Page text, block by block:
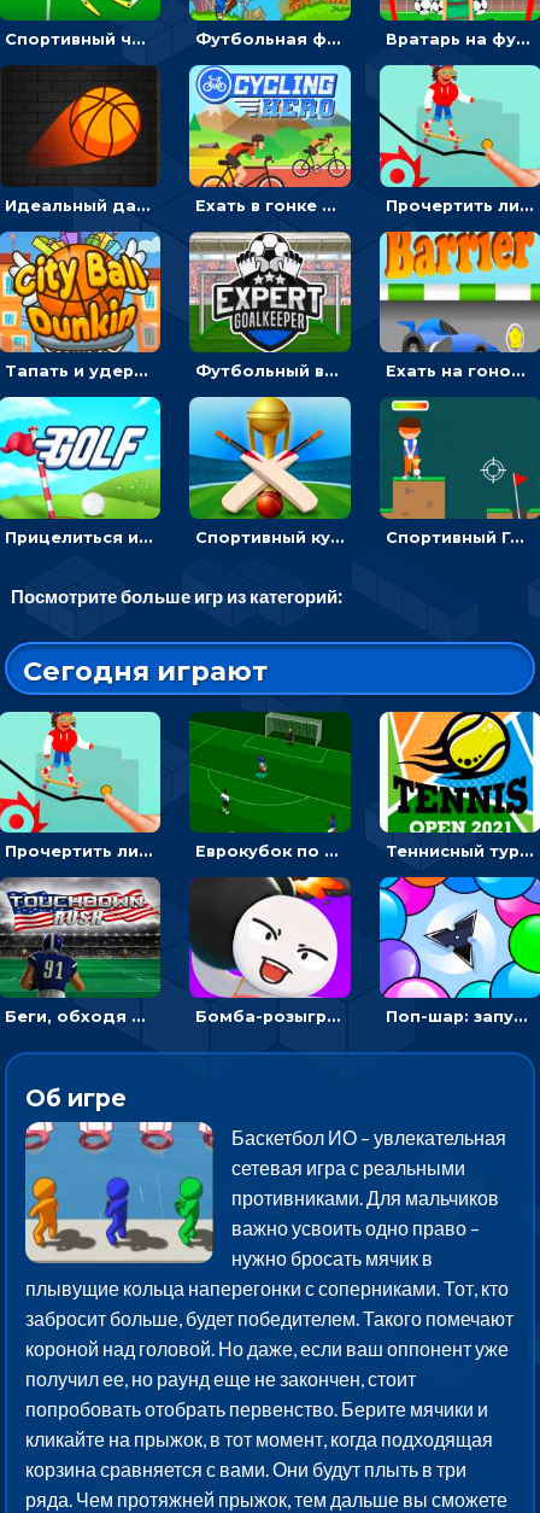
Спортивный чемпионат по пейнтболу: ударять по ракеткам, чтобы забивать футбольный мяч в ворота Футбольная ферма: бей по мячу, чтобы забивать в ворота и ловить звезды Вратарь на футбольном поле: тапай, чтобы отбивать мячи в воротах ногами и руками - спортивные
Идеальный данк: направлять пунктир в корзину и попадать мячом Ехать в гонке на велосипедах через трамплины к финишу на скорость - спортивные Прочертить линию, чтобы проехать на скейте, через преграды к финишу - для мальчиков
Тапать и удерживать баскетбольный мяч, чтобы попадать в кольца - спортивные Футбольный вратарь: ловить мяч и отражать атаку соперника - спортивные Ехать на гоночной машине, чтобы обходить преграды и собирать звезды - для мальчиков
Прицелиться и выстрелить мячиком для гольфа, чтобы попасть в лунку - спортивные Спортивный кубок по крикету: отражать атаку и ударять по мячику битой Спортивный Гольф-клуб: бить клюшкой по мячу, чтобы попадать в лунку с флажком
Посмотрите больше игр из категорий:
Сегодня играют
Прочертить линию, чтобы проехать на скейте, через преграды к финишу - для мальчиков Еврокубок по футболу 2021 в 3D: пасуй мяч и бей по воротам соперника Теннисный турнир: подавать или отбивать шарик ракеткой
Беги, обходя соперников и собирай бонусы - американский футбол Бомба-розыгрыш: передавай и беги – 3D гиперказуалка Поп-шар: запускать колючку, чтобы лопать воздушные шарики
Об игре
Баскетбол ИО – увлекательная
сетевая игра с реальными
противниками. Для мальчиков
важно усвоить одно право –
нужно бросать мячик в
плывущие кольца наперегонки с соперниками. Тот, кто
забросит больше, будет победителем. Такого помечают
короной над головой. Но даже, если ваш оппонент уже
получил ее, но раунд еще не закончен, стоит
попробовать отобрать первенство. Берите мячики и
кликайте на прыжок, в тот момент, когда подходящая
корзина сравняется с вами. Они будут плыть в три
ряда. Чем протяжней прыжок, тем дальше вы сможете